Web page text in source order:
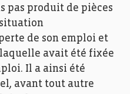
pas produit de pièces
de son emploi et
laquelle avait été fixée
Il a ainsi été
avant tout autre